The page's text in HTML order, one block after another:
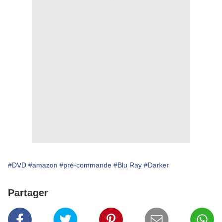
#DVD #amazon #pré-commande #Blu Ray #Darker
Partager